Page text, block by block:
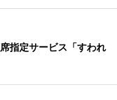
指定サービス「すわれ